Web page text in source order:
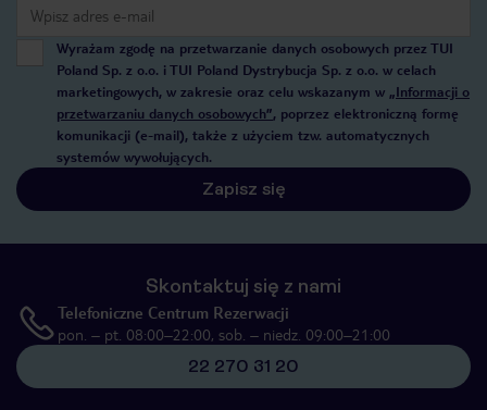
Wyrażam zgodę na przetwarzanie danych osobowych przez TUI
Poland Sp. z o.o. i TUI Poland Dystrybucja Sp. z o.o. w celach
marketingowych, w zakresie oraz celu wskazanym w „Informacji o
przetwarzaniu danych osobowych”, poprzez elektroniczną formę
komunikacji (e-mail), także z użyciem tzw. automatycznych
systemów wywołujących.
Zapisz się
Skontaktuj się z nami
Telefoniczne Centrum Rezerwacji
pon. – pt. 08:00–22:00, sob. – niedz. 09:00–21:00
22 270 31 20